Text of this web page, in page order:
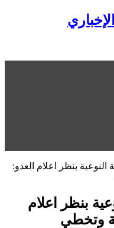
بنظر اعلام العدو:
بنظر اعلام
وتخطي